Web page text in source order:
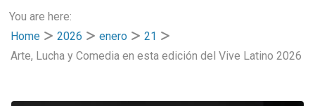
You are here:
Home
2026 enero
21
Arte, Lucha y Comedia en esta edición del Vive Latino 2026